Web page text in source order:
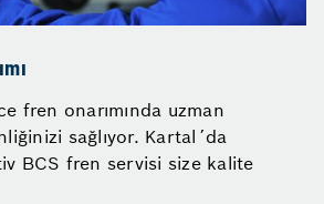
fren onarımında uzman
sağlıyor. Kartal´da
BCS fren servisi size kalite